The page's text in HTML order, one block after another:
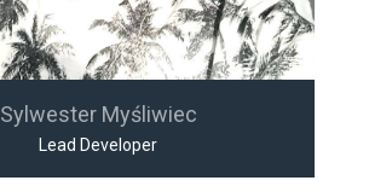
Sylwester Myśliwiec
Lead Developer